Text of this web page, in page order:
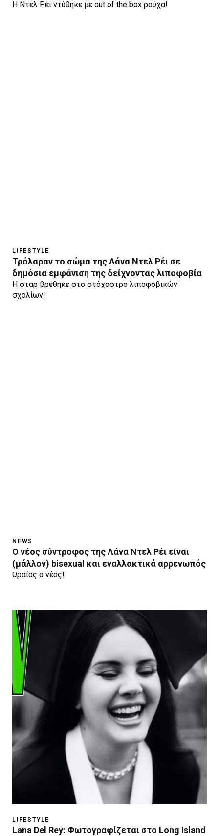
Η Ντελ Ρέι ντύθηκε με out of the box ρούχα!
LIFESTYLE
Τρόλαραν το σώμα της Λάνα Ντελ Ρέι σε
δημόσια εμφάνιση της δείχνοντας λιποφοβία
Η σταρ βρέθηκε στο στόχαστρο λιποφοβικών
σχολίων!
NEWS
O νέος σύντροφος της Λάνα Ντελ Ρέι είναι
(μάλλον) bisexual και εναλλακτικά αρρενωπός
Ωραίος ο νέος!
LIFESTYLE
Lana Del Rey: Φωτογραφίζεται στο Long Island